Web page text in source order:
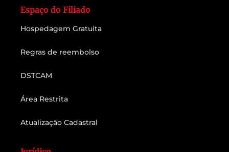
Espaço do Filiado
Hospedagem Gratuita
Regras de reembolso
DSTCAM
Área Restrita
Atualização Cadastral